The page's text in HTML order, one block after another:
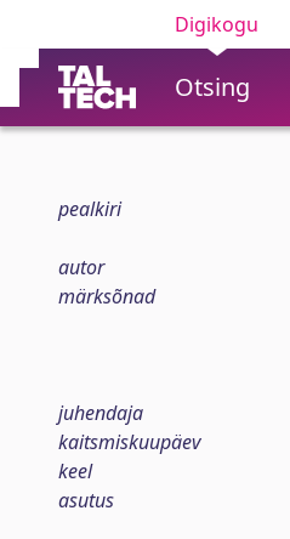
Digikogu
Otsing
pealkiri
autor
märksõnad
juhendaja
kaitsmiskuupäev
keel
asutus